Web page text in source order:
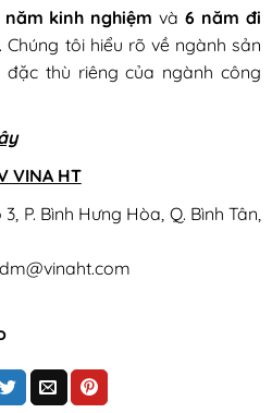
năm kinh nghiệm và6 năm đi
. Chúng tôi hiểu rõ về ngành sản
thù riêng của ngành công
VINA HT
P. Bình Hưng Hòa, Q. Bình Tân,